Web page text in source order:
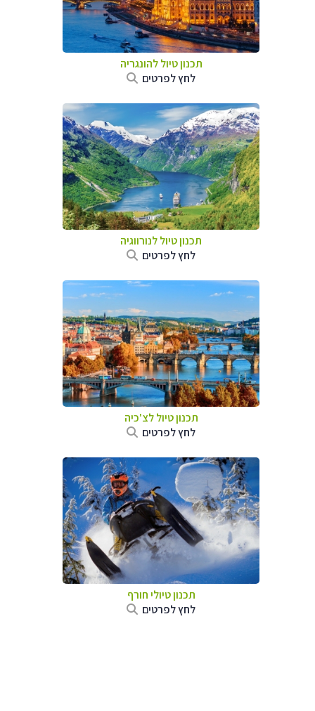
תכנון טיול להונגריה
לחץ לפרטים
תכנון טיול לנורווגיה
לחץ לפרטים
תכנון טיול לצ'כיה
לחץ לפרטים
תכנון טיולי חורף
לחץ לפרטים